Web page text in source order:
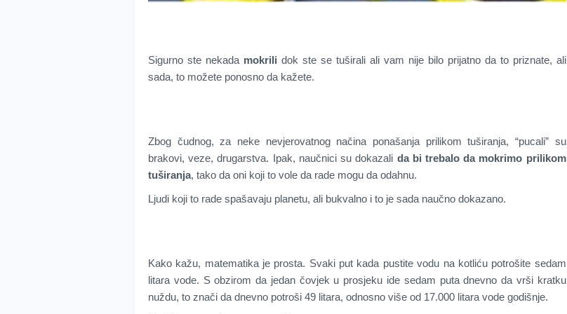
Sigurno ste nekada mokrili dok ste se tuširali ali vam nije bilo prijatno da to priznate, ali
sada, to možete ponosno da kažete.
Zbog čudnog, za neke nevjerovatnog načina ponašanja prilikom tuširanja, “pucali” su
brakovi, veze, drugarstva. Ipak, naučnici su dokazali da bi trebalo da mokrimo prilikom
tuširanja, tako da oni koji to vole da rade mogu da odahnu.
Ljudi koji to rade spašavaju planetu, ali bukvalno i to je sada naučno dokazano.
Kako kažu, matematika je prosta. Svaki put kada pustite vodu na kotliću potrošite sedam
litara vode. S obzirom da jedan čovjek u prosjeku ide sedam puta dnevno da vrši kratku
nuždu, to znači da dnevno potroši 49 litara, odnosno više od 17.000 litara vode godišnje.